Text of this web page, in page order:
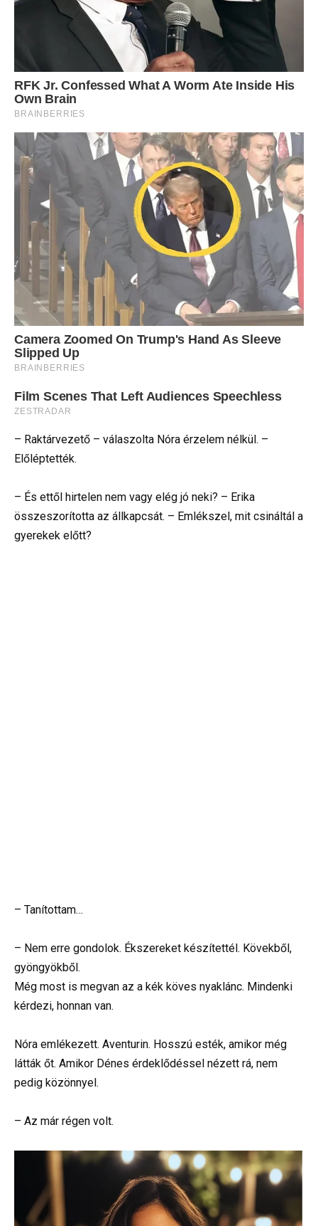
– Raktárvezető – válaszolta Nóra érzelem nélkül. –
Előléptették.
– És ettől hirtelen nem vagy elég jó neki? – Erika
összeszorította az állkapcsát. – Emlékszel, mit csináltál a
gyerekek előtt?
– Tanítottam…
– Nem erre gondolok. Ékszereket készítettél. Kövekből,
gyöngyökből.
Még most is megvan az a kék köves nyaklánc. Mindenki
kérdezi, honnan van.
Nóra emlékezett. Aventurin. Hosszú esték, amikor még
látták őt. Amikor Dénes érdeklődéssel nézett rá, nem
pedig közönnyel.
– Az már régen volt.